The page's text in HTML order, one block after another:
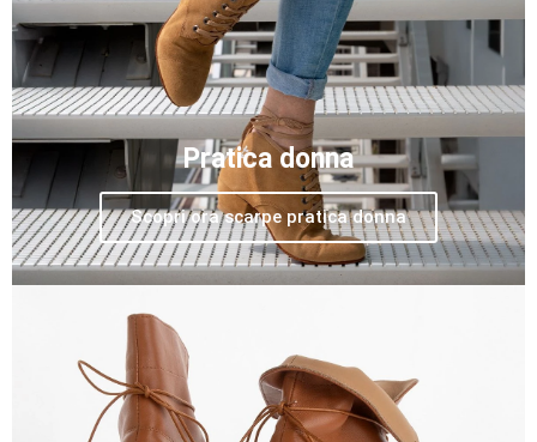
Pratica donna
Scopri ora scarpe pratica donna